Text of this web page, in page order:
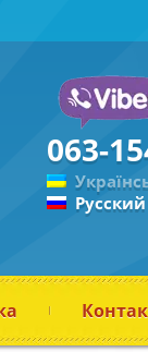
063-
Русский